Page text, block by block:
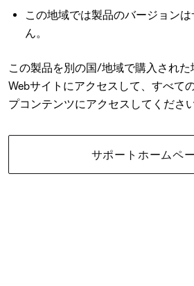
この地域では製品のバージョン
ん。
この製品を別の国/地域で購入され
Webサイトにアクセスして、すべて
プコンテンツにアクセスしてください
サポートホームペ